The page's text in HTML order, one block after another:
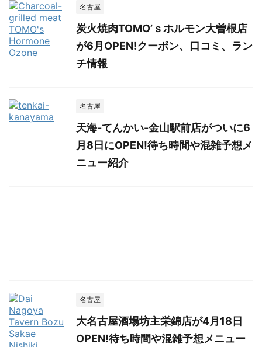
名古屋
炭火焼肉TOMO’ｓホルモン大曽根店
が6月OPEN!クーポン、口コミ、ラン
チ情報
名古屋
天海-てんかい-金山駅前店がついに6
月8日にOPEN!待ち時間や混雑予想メ
ニュー紹介
名古屋
大名古屋酒場坊主栄錦店が4月18日
OPEN!待ち時間や混雑予想メニュー